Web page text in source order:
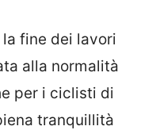
fine dei lavori
alla normalità
per i ciclisti di
tranquillità